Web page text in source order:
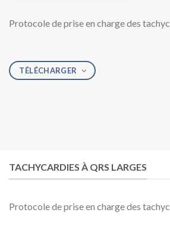
Protocole de prise en charge des
TÉLÉCHARGER
TACHYCARDIES À QRS LARGES
Protocole de prise en charge des